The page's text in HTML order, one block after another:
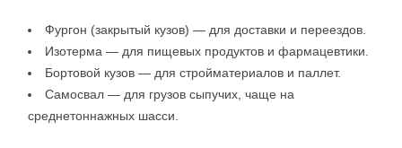
Фургон (закрытый кузов) — для доставки и переездов.
Изотерма — для пищевых продуктов и фармацевтики.
Бортовой кузов — для стройматериалов и паллет.
Самосвал — для грузов сыпучих, чаще на
среднетоннажных шасси.